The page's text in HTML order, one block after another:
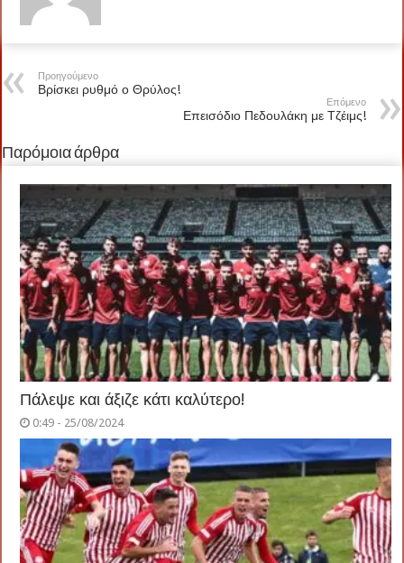
Προηγούμενο
Βρίσκει ρυθμό ο Θρύλος!
Επόμενο
Επεισόδιο Πεδουλάκη με Τζέιμς!
Παρόμοια άρθρα
Πάλεψε και άξιζε κάτι καλύτερο!
0:49 - 25/08/2024